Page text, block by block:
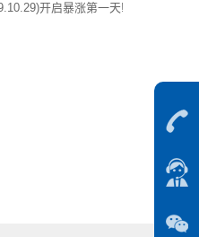
开启暴涨第一天!